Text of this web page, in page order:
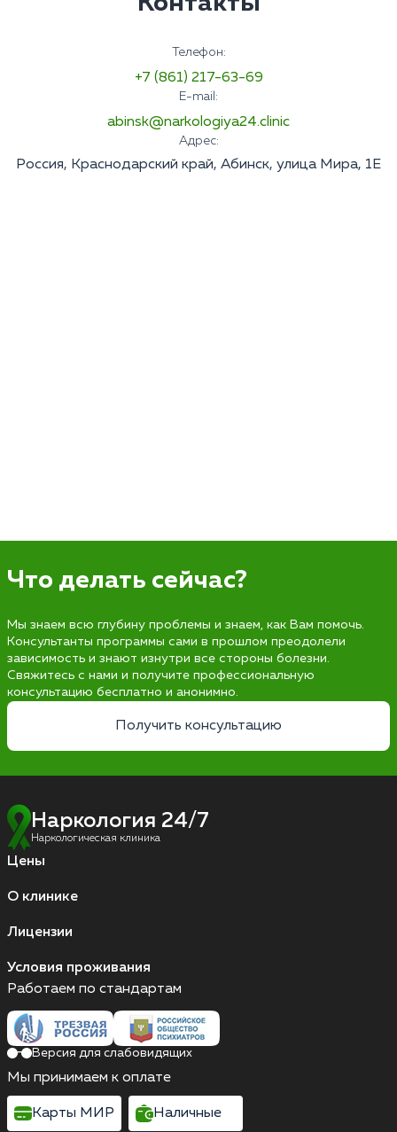
Телефон:
+7 (861) 217-63-69
E-mail:
abinsk@narkologiya24.clinic
Адрес:
Россия, Краснодарский край, Абинск, улица Мира, 1Е
Что делать сейчас?
Мы знаем всю глубину проблемы и знаем, как Вам помочь.
Консультанты программы сами в прошлом преодолели
зависимость и знают изнутри все стороны болезни.
Свяжитесь с нами и получите профессиональную
консультацию бесплатно и анонимно.
Получить консультацию
Наркология 24/7
Наркологическая клиника
Цены
О клинике
Лицензии
Условия проживания
Работаем по стандартам
Версия для слабовидящих
Мы принимаем к оплате
Карты МИР Наличные